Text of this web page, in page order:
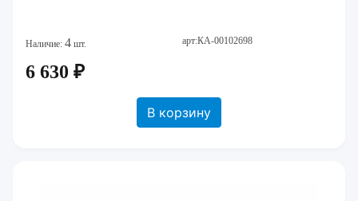
Наличие: 4 шт. арт:КА-00102698
6 630 ₽
В корзину